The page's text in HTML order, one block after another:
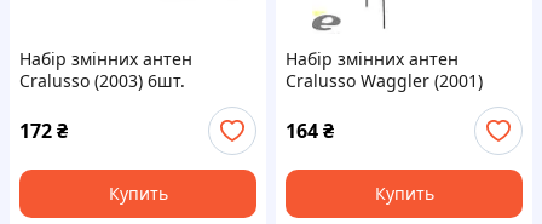
Набір змінних антен
Cralusso (2003) 6шт.
172₴
Купить
Набір змінних антен
Cralusso Waggler (2001)
164₴
Купить